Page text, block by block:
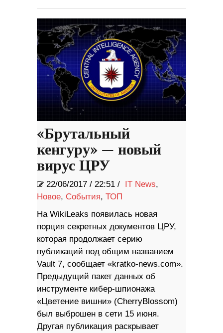
«Брутальный
кенгуру» — новый
вирус ЦРУ
22/06/2017 / 22:51 / IT News,
Новое, События, ТОП
На WikiLeaks появилась новая
порция секретных документов ЦРУ,
которая продолжает серию
публикаций под общим названием
Vault 7, сообщает «kratko-news.com».
Предыдущий пакет данных об
инструменте кибер-шпионажа
«Цветение вишни» (CherryBlossom)
был выброшен в сети 15 июня.
Другая публикация раскрывает